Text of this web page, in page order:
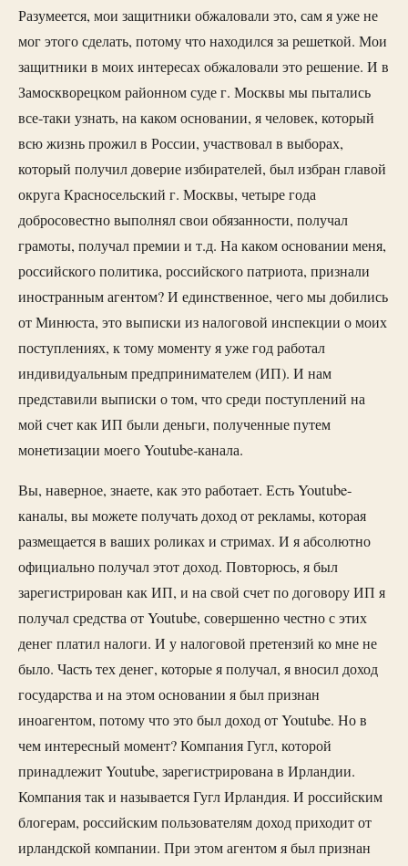
Разумеется, мои защитники обжаловали это, сам я уже не
мог этого сделать, потому что находился за решеткой. Мои
защитники в моих интересах обжаловали это решение. И в
Замоскворецком районном суде г. Москвы мы пытались
все-таки узнать, на каком основании, я человек, который
всю жизнь прожил в России, участвовал в выборах,
который получил доверие избирателей, был избран главой
округа Красносельский г. Москвы, четыре года
добросовестно выполнял свои обязанности, получал
грамоты, получал премии и т.д. На каком основании меня,
российского политика, российского патриота, признали
иностранным агентом? И единственное, чего мы добились
от Минюста, это выписки из налоговой инспекции о моих
поступлениях, к тому моменту я уже год работал
индивидуальным предпринимателем (ИП). И нам
представили выписки о том, что среди поступлений на
мой счет как ИП были деньги, полученные путем
монетизации моего Youtube-канала.
Вы, наверное, знаете, как это работает. Есть Youtube-
каналы, вы можете получать доход от рекламы, которая
размещается в ваших роликах и стримах. И я абсолютно
официально получал этот доход. Повторюсь, я был
зарегистрирован как ИП, и на свой счет по договору ИП я
получал средства от Youtube, совершенно честно с этих
денег платил налоги. И у налоговой претензий ко мне не
было. Часть тех денег, которые я получал, я вносил доход
государства и на этом основании я был признан
иноагентом, потому что это был доход от Youtube. Но в
чем интересный момент? Компания Гугл, которой
принадлежит Youtube, зарегистрирована в Ирландии.
Компания так и называется Гугл Ирландия. И российским
блогерам, российским пользователям доход приходит от
ирландской компании. При этом агентом я был признан